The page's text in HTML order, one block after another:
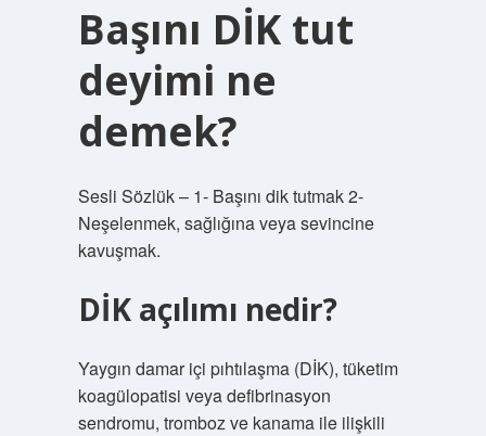
Başını DİK tut
deyimi ne
demek?
Sesli Sözlük – 1- Başını dik tutmak 2-
Neşelenmek, sağlığına veya sevincine
kavuşmak.
DİK açılımı nedir?
Yaygın damar içi pıhtılaşma (DİK), tüketim
koagülopatisi veya defibrinasyon
sendromu, tromboz ve kanama ile ilişkili